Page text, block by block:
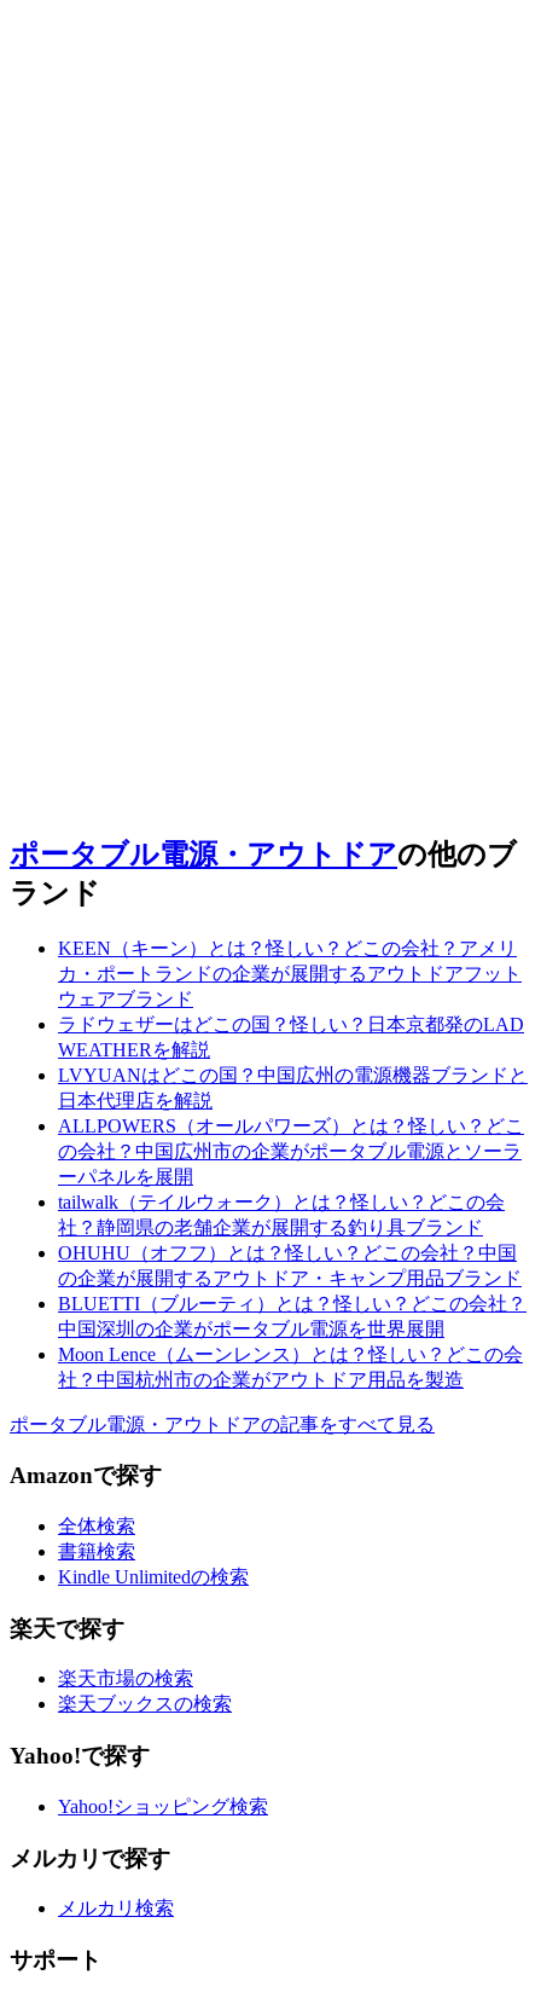
ポータブル電源・アウトドアの他のブ
ランド
KEEN（キーン）とは？怪しい？どこの会社？アメリ
カ・ポートランドの企業が展開するアウトドアフット
ウェアブランド
ラドウェザーはどこの国？怪しい？日本京都発のLAD
WEATHERを解説
LVYUANはどこの国？中国広州の電源機器ブランドと
日本代理店を解説
ALLPOWERS（オールパワーズ）とは？怪しい？どこ
の会社？中国広州市の企業がポータブル電源とソーラ
ーパネルを展開
tailwalk（テイルウォーク）とは？怪しい？どこの会
社？静岡県の老舗企業が展開する釣り具ブランド
OHUHU（オフフ）とは？怪しい？どこの会社？中国
の企業が展開するアウトドア・キャンプ用品ブランド
BLUETTI（ブルーティ）とは？怪しい？どこの会社？
中国深圳の企業がポータブル電源を世界展開
Moon Lence（ムーンレンス）とは？怪しい？どこの会
社？中国杭州市の企業がアウトドア用品を製造
ポータブル電源・アウトドアの記事をすべて見る
Amazonで探す
全体検索
書籍検索
Kindle Unlimitedの検索
楽天で探す
楽天市場の検索
楽天ブックスの検索
Yahoo!で探す
Yahoo!ショッピング検索
メルカリで探す
メルカリ検索
サポート